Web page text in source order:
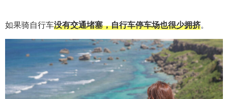
如果骑自行车没有交通堵塞，自行车停车场也很少拥挤。